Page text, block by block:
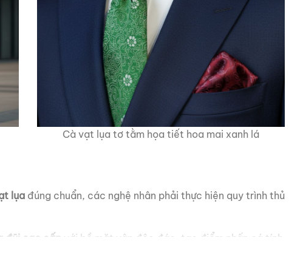
Cà vạt lụa tơ tằm họa tiết hoa mai xanh lá
lụa đúng chuẩn, các nghệ nhân phải thực hiện quy trình thủ
đũi cao cấp với bề mặt vân độc đáo, tạo điểm nhấn cá tính